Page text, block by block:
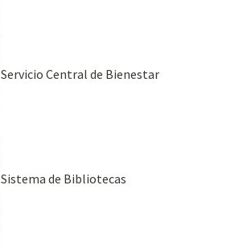
Servicio Central de Bienestar
Sistema de Bibliotecas